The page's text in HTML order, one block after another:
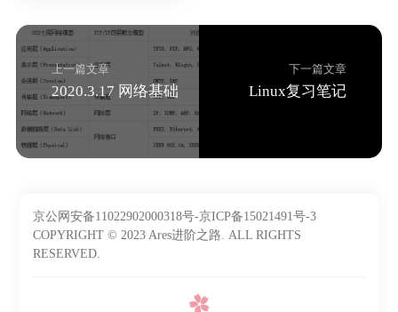
上一篇文章
2020.3.17 网络基础
下一篇文章
Linux复习笔记
京公网安备11022902000318号-京ICP备15021491号-3
COPYRIGHT © 2023 Ares进阶之路. ALL RIGHTS
RESERVED.